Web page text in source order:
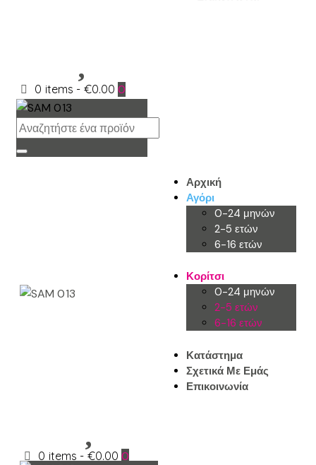
0 items - €0.00 0
Αρχική
Αγόρι
0-24 μηνών
2-5 ετών
6-16 ετών
Κορίτσι
0-24 μηνών
2-5 ετών
6-16 ετών
Κατάστημα
Σχετικά Με Εμάς
Επικοινωνία
0 items - €0.00 0